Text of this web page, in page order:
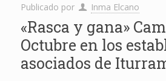
Publicado por Inma Elcano
«Rasca y gana»
Octubre en los
asociados de